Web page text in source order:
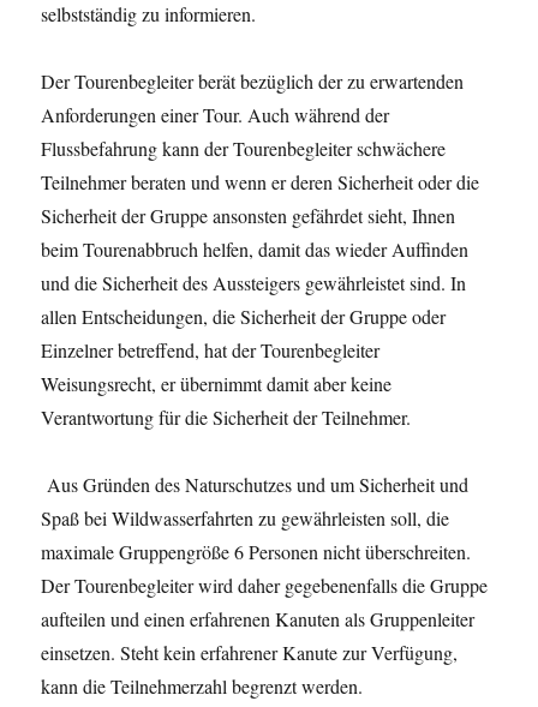
selbstständig zu informieren.
Der Tourenbegleiter berät bezüglich der zu erwartenden
Anforderungen einer Tour. Auch während der
Flussbefahrung kann der Tourenbegleiter schwächere
Teilnehmer beraten und wenn er deren Sicherheit oder die
Sicherheit der Gruppe ansonsten gefährdet sieht, Ihnen
beim Tourenabbruch helfen, damit das wieder Auffinden
und die Sicherheit des Aussteigers gewährleistet sind. In
allen Entscheidungen, die Sicherheit der Gruppe oder
Einzelner betreffend, hat der Tourenbegleiter
Weisungsrecht, er übernimmt damit aber keine
Verantwortung für die Sicherheit der Teilnehmer.
Aus Gründen des Naturschutzes und um Sicherheit und
Spaß bei Wildwasserfahrten zu gewährleisten soll, die
maximale Gruppengröße 6 Personen nicht überschreiten.
Der Tourenbegleiter wird daher gegebenenfalls die Gruppe
aufteilen und einen erfahrenen Kanuten als Gruppenleiter
einsetzen. Steht kein erfahrener Kanute zur Verfügung,
kann die Teilnehmerzahl begrenzt werden.